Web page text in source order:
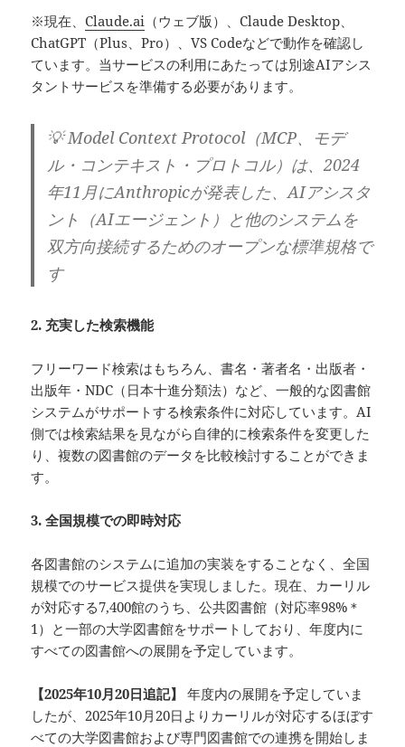
※現在、Claude.ai （ウェブ版）、Claude Desktop、
ChatGPT（Plus、Pro）、VS Codeなどで動作を確認し
ています。当サービスの利用にあたっては別途AIアシス
タントサービスを準備する必要があります。
💡 Model Context Protocol（MCP、モデ
ル・コンテキスト・プロトコル）は、2024
年11月にAnthropicが発表した、AIアシスタ
ント（AIエージェント）と他のシステムを
双方向接続するためのオープンな標準規格で
す
2. 充実した検索機能
フリーワード検索はもちろん、書名・著者名・出版者・
出版年・NDC（日本十進分類法）など、一般的な図書館
システムがサポートする検索条件に対応しています。AI
側では検索結果を見ながら自律的に検索条件を変更した
り、複数の図書館のデータを比較検討することができま
す。
3. 全国規模での即時対応
各図書館のシステムに追加の実装をすることなく、全国
規模でのサービス提供を実現しました。現在、カーリル
が対応する7,400館のうち、公共図書館（対応率98%＊
1）と一部の大学図書館をサポートしており、年度内に
すべての図書館への展開を予定しています。
【2025年10月20日追記】
年度内の展開を予定していま
したが、2025年10月20日よりカーリルが対応するほぼす
べての大学図書館および専門図書館での連携を開始しま